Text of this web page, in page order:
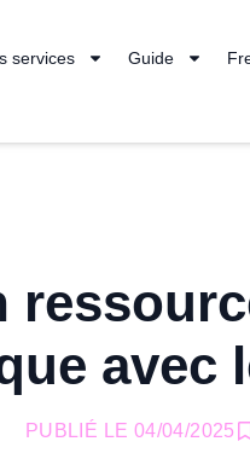
services Guide
avec
PUBLIÉ LE 04/04/2025